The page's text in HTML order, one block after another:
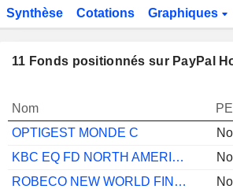
Synthèse Cotations Graphiques
11 Fonds positionnés sur PayPal
Nom
OPTIGEST MONDE C
KBC EQ FD NORTH AMERICA CLASSIC USD CAP
ROBECO NEW WORLD FINANCIALS D EUR